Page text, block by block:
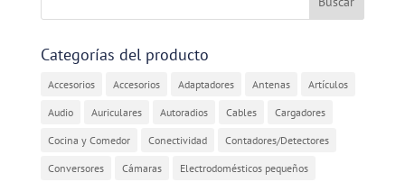
Categorías del producto
Accesorios Accesorios Adaptadores Antenas Artículos
Audio Auriculares Autoradios Cables Cargadores
Cocina y Comedor Conectividad Contadores/Detectores
Conversores Cámaras Electrodomésticos pequeños